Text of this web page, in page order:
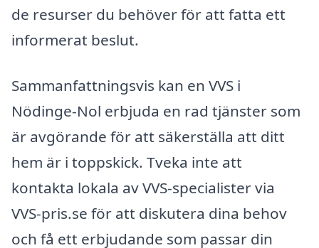
de resurser du behöver för att fatta ett
informerat beslut.
Sammanfattningsvis kan en VVS i
Nödinge-Nol erbjuda en rad tjänster som
är avgörande för att säkerställa att ditt
hem är i toppskick. Tveka inte att
kontakta lokala av VVS-specialister via
VVS-pris.se för att diskutera dina behov
och få ett erbjudande som passar din